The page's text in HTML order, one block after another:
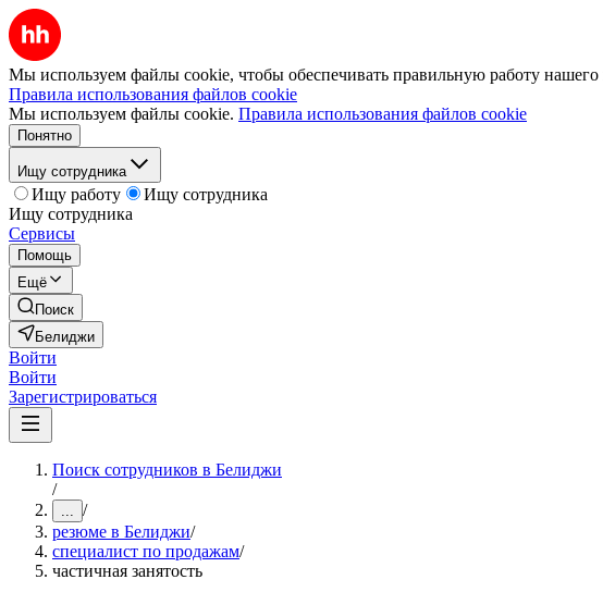
Мы используем файлы cookie, чтобы обеспечивать правильную работу нашего
Правила использования файлов cookie
Мы используем файлы cookie. Правила использования файлов cookie
Понятно
Ищу сотрудника
Ищу работу
Ищу сотрудника
Ищу сотрудника
Сервисы
Помощь
Ещё
Поиск
Белиджи
Войти
Войти
Зарегистрироваться
Поиск сотрудников в Белиджи
/
... /
резюме в Белиджи/
специалист по продажам/
частичная занятость